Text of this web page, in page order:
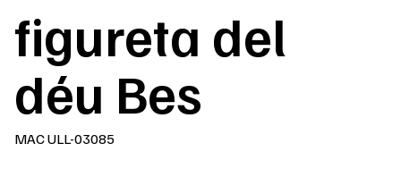
figureta del
déu Bes
MAC ULL-03085